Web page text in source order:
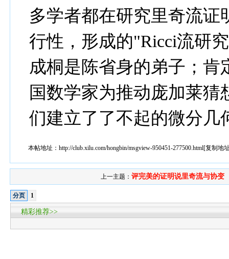
多学者都在研究里奇流证
行性，形成的"Ricci流研
成桐是陈省身的弟子；
国数学家为推动庞加莱
们建立了了不起的微分几
本帖地址：http://club.xilu.com/hongbin/msgview-950451-277500.html[复制地
上一主题： 评完美的证明说里奇流与协变
分页 1
精彩推荐>>